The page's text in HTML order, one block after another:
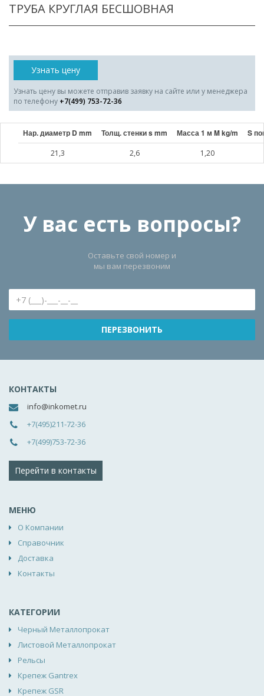
ТРУБА КРУГЛАЯ БЕСШОВНАЯ
Узнать цену
Узнать цену вы можете отправив заявку на сайте или у менеджера
по телефону +7(499) 753-72-36
Нар. диаметр D mm Толщ. стенки s mm Масса 1 м M kg/m S
21,3 2,6 1,20
У вас есть вопросы?
Оставьте свой номер и
мы вам перезвоним
КОНТАКТЫ
info@inkomet.ru
+7(495)211-72-36
+7(499)753-72-36
Перейти в контакты
МЕНЮ
О Компании
Справочник
Доставка
Контакты
КАТЕГОРИИ
Черный Металлопрокат
Листовой Металлопрокат
Рельсы
Крепеж Gantrex
Крепеж GSR